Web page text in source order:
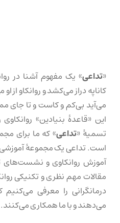
«تداعی» یک مفهوم آشنا در
کاناپه دراز می‌کشد و روانکاو
می‌آید بی‌کم و کاست و تا جای
این «قاعدهٔ بنیادین»
تسمیهٔ «تداعی» که ما برای
است. تداعی یک مجموعهٔ
آموزش روانکاوی و نشست‌های
مقالات مهم نظری و تکنیکی
درمانگرانی را معرفی می‌کنیم
می‌دهند و با ما همکاری می‌کنند.